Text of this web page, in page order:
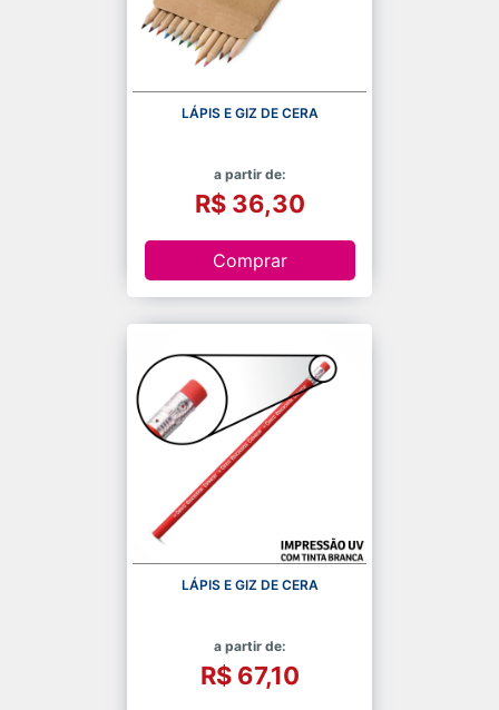
LÁPIS E GIZ DE CERA
a partir de:
R$ 36,30
Comprar
LÁPIS E GIZ DE CERA
a partir de:
R$ 67,10